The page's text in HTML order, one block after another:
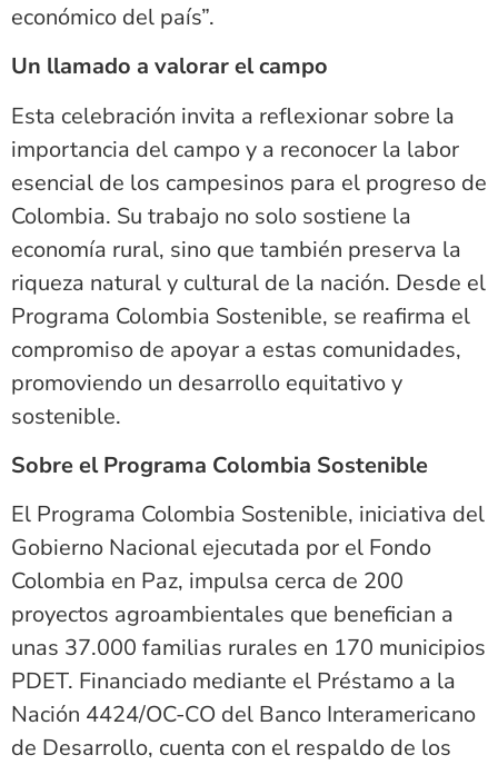
económico del país”.
Un llamado a valorar el campo
Esta celebración invita a reflexionar sobre la
importancia del campo y a reconocer la labor
esencial de los campesinos para el progreso de
Colombia. Su trabajo no solo sostiene la
economía rural, sino que también preserva la
riqueza natural y cultural de la nación. Desde el
Programa Colombia Sostenible, se reafirma el
compromiso de apoyar a estas comunidades,
promoviendo un desarrollo equitativo y
sostenible.
Sobre el Programa Colombia Sostenible
El Programa Colombia Sostenible, iniciativa del
Gobierno Nacional ejecutada por el Fondo
Colombia en Paz, impulsa cerca de 200
proyectos agroambientales que benefician a
unas 37.000 familias rurales en 170 municipios
PDET. Financiado mediante el Préstamo a la
Nación 4424/OC-CO del Banco Interamericano
de Desarrollo, cuenta con el respaldo de los